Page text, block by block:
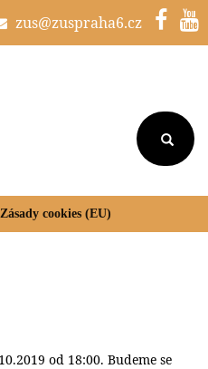
zus@zuspraha6.cz
Zásady cookies (EU)
od 18:00. Budeme se